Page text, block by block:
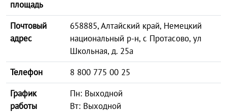
площадь
Почтовый
адрес
658885, Алтайский край, Немецкий
национальный р-н, с Протасово, ул
Школьная, д. 25а
Телефон
8 800 775 00 25
График
работы
Пн: Выходной
Вт: Выходной